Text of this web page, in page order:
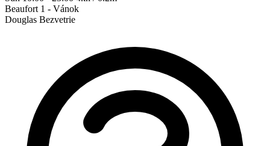
Beaufort 1 - Vánok
Douglas Bezvetrie